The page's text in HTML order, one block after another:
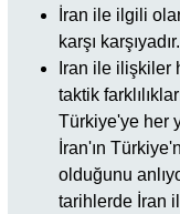
İran ile ilgili
karşı karşıyadır.
Iran ile ilişkiler
taktik
Türkiye'ye her
İran'ın
olduğunu
tarihlerde İran